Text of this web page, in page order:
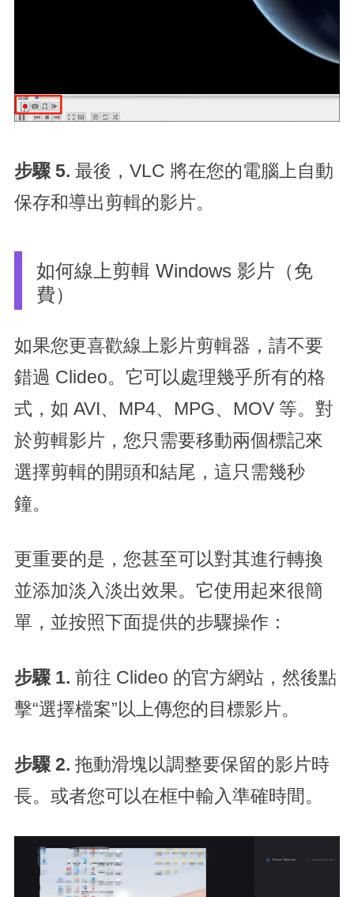
步驟 5. 最後，VLC 將在您的電腦上自動
保存和導出剪輯的影片。
如何線上剪輯 Windows 影片（免
費）
如果您更喜歡線上影片剪輯器，請不要
錯過 Clideo。它可以處理幾乎所有的格
式，如 AVI、MP4、MPG、MOV 等。對
於剪輯影片，您只需要移動兩個標記來
選擇剪輯的開頭和結尾，這只需幾秒
鐘。
更重要的是，您甚至可以對其進行轉換
並添加淡入淡出效果。它使用起來很簡
單，並按照下面提供的步驟操作：
步驟 1. 前往 Clideo 的官方網站，然後點
擊“選擇檔案”以上傳您的目標影片。
步驟 2. 拖動滑塊以調整要保留的影片時
長。或者您可以在框中輸入準確時間。